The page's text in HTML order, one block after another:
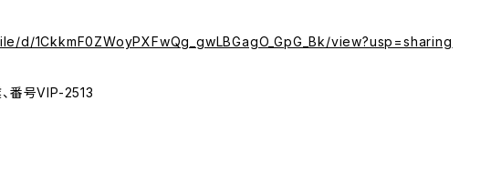
d/1CkkmF0ZWoyPXFwQg_gwLBGagO_GpG_Bk/view?usp=sharing
番号VIP-2513